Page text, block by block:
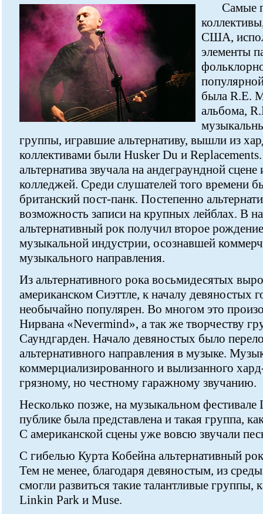
Самые
США,
элементы
была R.E.
альбома,
группы, игравшие альтернативу, вышли из
коллективами были Husker Du и
альтернатива звучала на андеграундной
колледжей. Среди слушателей того времени
британский пост-панк. Постепенно
возможность записи на крупных лейблах. В
альтернативный рок получил второе
музыкальной индустрии, осознавшей
музыкального направления.
Из альтернативного рока восьмидесятых
американском Сиэттле, к началу девяностых
необычайно популярен. Во многом это
Нирвана «Nevermind», а так же творчеству
Саундгарден. Начало девяностых было
альтернативного направления в музыке.
коммерциализированного и вылизанного
грязному, но честному гаражному звучанию.
Несколько позже, на музыкальном
публике была представлена и такая группа,
С американской сцены уже вовсю звучали
С гибелью Курта Кобейна альтернативный
Тем не менее, благодаря девяностым, из
смогли развиться такие талантливые группы,
Linkin Park и Muse.